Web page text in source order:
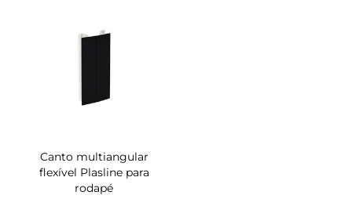
Canto multiangular
flexível Plasline para
rodapé